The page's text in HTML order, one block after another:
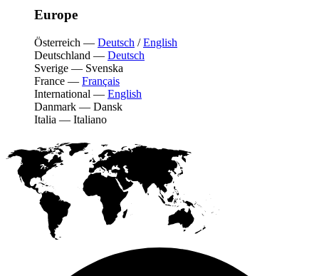
Europe
Österreich — Deutsch /English
Deutschland — Deutsch
Sverige — Svenska
France — Français
International — English
Danmark — Dansk
Italia — Italiano